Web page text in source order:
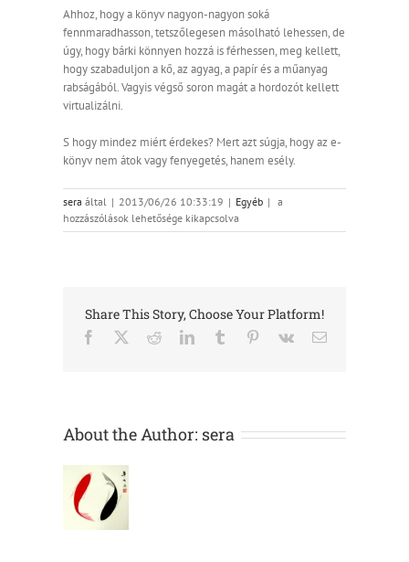
Ahhoz, hogy a könyv nagyon-nagyon soká
fennmaradhasson, tetszőlegesen másolható lehessen, de
úgy, hogy bárki könnyen hozzá is férhessen, meg kellett,
hogy szabaduljon a kő, az agyag, a papír és a műanyag
rabságából. Vagyis végső soron magát a hordozót kellett
virtualizálni.
S hogy mindez miért érdekes? Mert azt súgja, hogy az e-
könyv nem átok vagy fenyegetés, hanem esély.
sera által | 2013/06/26 10:33:19 | Egyéb | Mentés,
bejegyzéshez
a
hozzászólások lehetősége kikapcsolva
Share This Story, Choose Your Platform!
Facebook RedditLinkedInTumblr Pinterest
Vk Email:
About the Author: sera